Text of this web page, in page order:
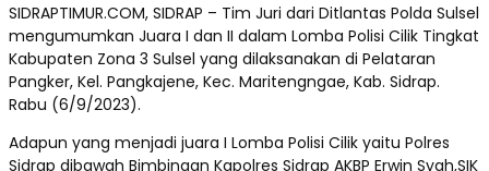
SIDRAPTIMUR.COM, SIDRAP – Tim Juri dari Ditlantas Polda Sulsel
mengumumkan Juara I dan II dalam Lomba Polisi Cilik Tingkat
Kabupaten Zona 3 Sulsel yang dilaksanakan di Pelataran
Pangker, Kel. Pangkajene, Kec. Maritengngae, Kab. Sidrap.
Rabu (6/9/2023).
Adapun yang menjadi juara I Lomba Polisi Cilik yaitu Polres
Sidrap dibawah Bimbingan Kapolres Sidrap AKBP Erwin Syah,SIK